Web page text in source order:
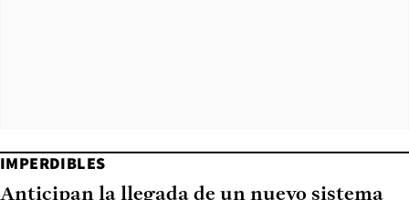
IMPERDIBLES
Anticipan la llegada de un nuevo sistema